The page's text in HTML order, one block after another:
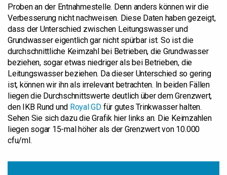
Proben an der Entnahmestelle. Denn anders können wir die
Verbesserung nicht nachweisen. Diese Daten haben gezeigt,
dass der Unterschied zwischen Leitungswasser und
Grundwasser eigentlich gar nicht spürbar ist. So ist die
durchschnittliche Keimzahl bei Betrieben, die Grundwasser
beziehen, sogar etwas niedriger als bei Betrieben, die
Leitungswasser beziehen. Da dieser Unterschied so gering
ist, können wir ihn als irrelevant betrachten. In beiden Fällen
liegen die Durchschnittswerte deutlich über dem Grenzwert,
den IKB Rund und Royal GD für gutes Trinkwasser halten.
Sehen Sie sich dazu die Grafik hier links an. Die Keimzahlen
liegen sogar 15-mal höher als der Grenzwert von 10.000
cfu/ml.